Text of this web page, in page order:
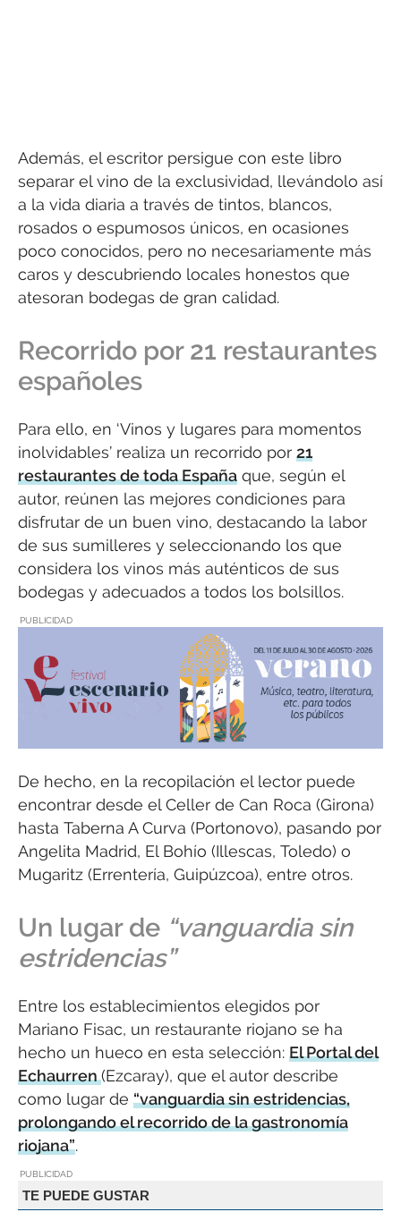
Además, el escritor persigue con este libro
separar el vino de la exclusividad, llevándolo así
a la vida diaria a través de tintos, blancos,
rosados o espumosos únicos, en ocasiones
poco conocidos, pero no necesariamente más
caros y descubriendo locales honestos que
atesoran bodegas de gran calidad.
Recorrido por 21 restaurantes
españoles
Para ello, en ‘Vinos y lugares para momentos
inolvidables’ realiza un recorrido por 21
restaurantes de toda España que, según el
autor, reúnen las mejores condiciones para
disfrutar de un buen vino, destacando la labor
de sus sumilleres y seleccionando los que
considera los vinos más auténticos de sus
bodegas y adecuados a todos los bolsillos.
PUBLICIDAD
De hecho, en la recopilación el lector puede
encontrar desde el Celler de Can Roca (Girona)
hasta Taberna A Curva (Portonovo), pasando por
Angelita Madrid, El Bohío (Illescas, Toledo) o
Mugaritz (Errentería, Guipúzcoa), entre otros.
Un lugar de “vanguardia sin
estridencias”
Entre los establecimientos elegidos por
Mariano Fisac, un restaurante riojano se ha
hecho un hueco en esta selección: El Portal del
Echaurren(Ezcaray), que el autor describe
como lugar de “vanguardia sin estridencias,
prolongando el recorrido de la gastronomía
riojana”.
PUBLICIDAD
TE PUEDE GUSTAR